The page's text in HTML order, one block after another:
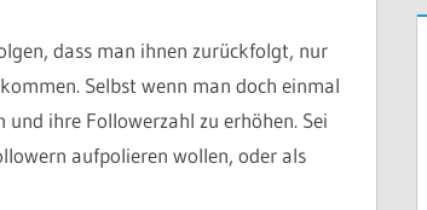
dass man ihnen zurückfolgt, nur
Selbst wenn man doch einmal
ihre Followerzahl zu erhöhen. Sei
aufpolieren wollen, oder als